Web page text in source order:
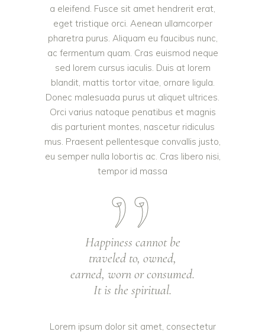
a eleifend. Fusce sit amet hendrerit erat,
eget tristique orci. Aenean ullamcorper
pharetra purus. Aliquam eu faucibus nunc,
ac fermentum quam. Cras euismod neque
sed lorem cursus iaculis. Duis at lorem
blandit, mattis tortor vitae, ornare ligula.
Donec malesuada purus ut aliquet ultrices.
Orci varius natoque penatibus et magnis
dis parturient montes, nascetur ridiculus
mus. Praesent pellentesque convallis justo,
eu semper nulla lobortis ac. Cras libero nisi,
tempor id massa
Happiness cannot be
traveled to, owned,
earned, worn or consumed.
It is the spiritual.
Lorem ipsum dolor sit amet, consectetur